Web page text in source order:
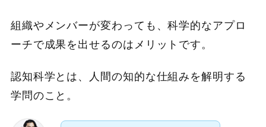
組織やメンバーが変わっても、科学的なアプロ
ーチで成果を出せるのはメリットです。
認知科学とは、人間の知的な仕組みを解明する
学問のこと。